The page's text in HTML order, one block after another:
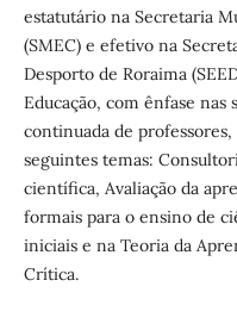
estatutário na Secretaria
(SMEC) e efetivo na
Desporto de Roraima
Educação, com ênfase
continuada de
seguintes temas:
científica, Avaliação da
formais para o ensino de
iniciais e na Teoria da
Crítica.